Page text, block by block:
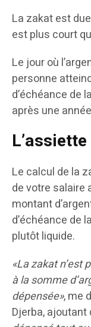
La zakat est
est plus court
Le jour où
personne
d’échéance de
après une
Le calcul de la
de votre salaire
montant
d’échéance de
plutôt liquide.
«La zakat n’est
à la somme
dépensée», me
Djerba, ajoutant